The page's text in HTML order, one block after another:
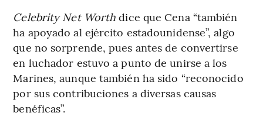
Celebrity Net Worth dice que Cena “también
ha apoyado al ejército estadounidense”, algo
que no sorprende, pues antes de convertirse
en luchador estuvo a punto de unirse a los
Marines, aunque también ha sido “reconocido
por sus contribuciones a diversas causas
benéficas”.